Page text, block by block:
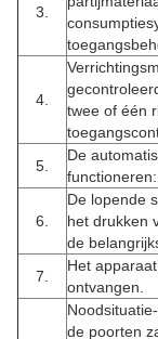
3.
4.
twee of één
5.
De
6.
De lopende
het drukken
de
7.
Het
ontvangen.
de poorten